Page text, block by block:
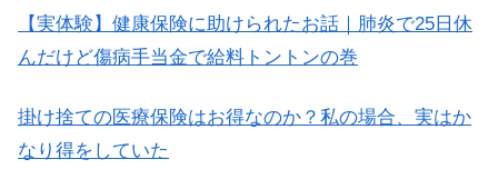
【実体験】健康保険に助けられたお話｜肺炎で25日休
んだけど傷病手当金で給料トントンの巻
掛け捨ての医療保険はお得なのか？私の場合、実はか
なり得をしていた